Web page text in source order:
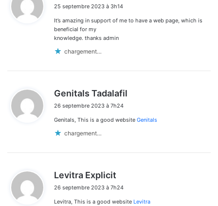
t
25 septembre 2023 à 3h14
It’s amazing in support of me to have a web page, which is
beneficial for my
knowledge. thanks admin
chargement…
Genitals Tadalafil
26 septembre 2023 à 7h24
Genitals, This is a good website Genitals
chargement…
Levitra Explicit
t
26 septembre 2023 à 7h24
Levitra, This is a good website Levitra